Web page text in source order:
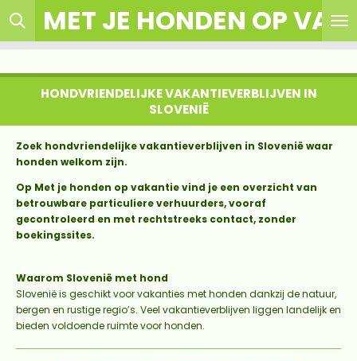
Ga
direct
naar
hoofdinhoud
MET JE HONDEN OP
HONDVRIENDELIJKE VAKANTIEVERBLIJVEN IN
SLOVENIË
Zoek hondvriendelijke vakantieverblijven in Slovenië waar
honden welkom zijn.
Op Met je honden op vakantie vind je een overzicht van
betrouwbare particuliere verhuurders, vooraf
gecontroleerd en met rechtstreeks contact, zonder
boekingssites.
Waarom Slovenië met hond
Slovenië is geschikt voor vakanties met honden dankzij de natuur,
bergen en rustige regio’s. Veel vakantieverblijven liggen landelijk en
bieden voldoende ruimte voor honden.